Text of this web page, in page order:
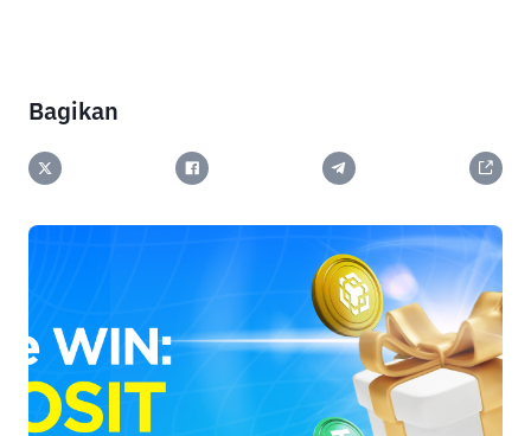
Bagikan